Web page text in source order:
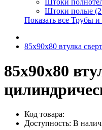
Штоки полые
Показать все Трубы
85x90x80 втулка
85x90x80
Код товара:
Доступность: В